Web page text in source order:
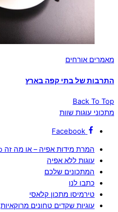
מאמרים אורחים
התרבות של בתי קפה בארץ
Back To Top
מתכוני עוגות שוות
Facebook
המרת מידות אפיה – או מה זה tbsp?
עוגות ללא אפיה
המתכונים שלכם
כתבו לנו
טירמיסו מתכון קלאסי
עוגיות שקדים טחונים מרוקאיות